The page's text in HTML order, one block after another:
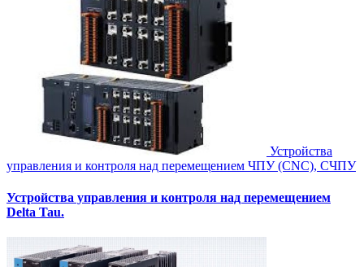
Устройства
управления и контроля над перемещением ЧПУ (CNC), СЧПУ
Устройства управления и контроля над перемещением
Delta Tau.